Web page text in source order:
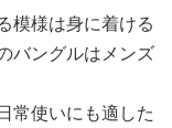
模様は身に着ける
バングルはメンズ
常使いにも適した